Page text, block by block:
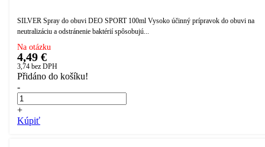
SILVER Spray do obuvi DEO SPORT 100ml Vysoko účinný prípravok do obuvi na
neutralizáciu a odstránenie baktérií spôsobujú...
Na otázku
4,49 €
3,74 bez DPH
Přidáno do košíku!
-
+
Kúpiť